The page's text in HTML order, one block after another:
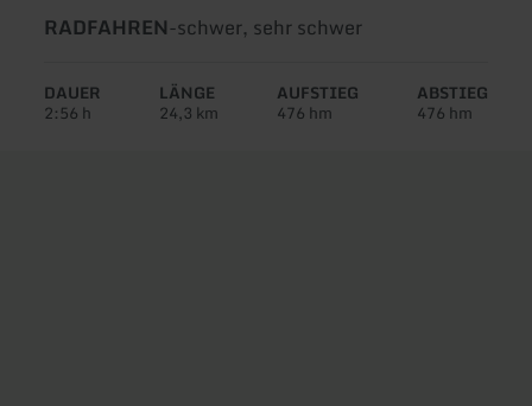
Art
Tour:
RADFAHREN-Schwierigkeit:
schwer, sehr schwer
DAUER
2:56 h
LÄNGE
24,3 km
AUFSTIEG
476 hm
ABSTIEG
476 hm